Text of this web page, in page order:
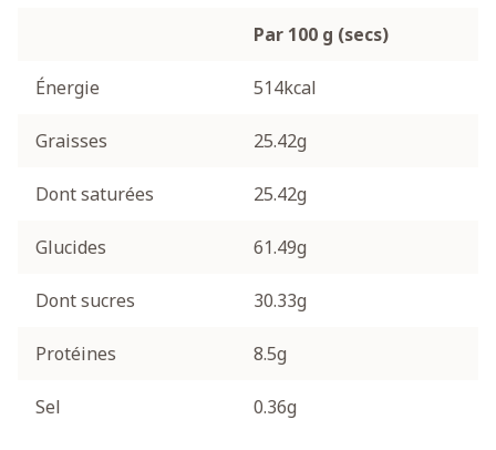
Par 100 g (secs)
Énergie 514kcal
Graisses 25.42g
Dont saturées 25.42g
Glucides 61.49g
Dont sucres 30.33g
Protéines 8.5g
Sel 0.36g